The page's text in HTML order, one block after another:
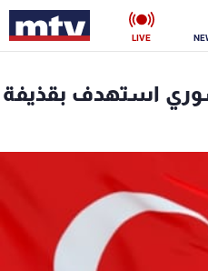
LIVE
استهدف بقذيفة
فن